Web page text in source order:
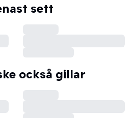
sett
också gillar